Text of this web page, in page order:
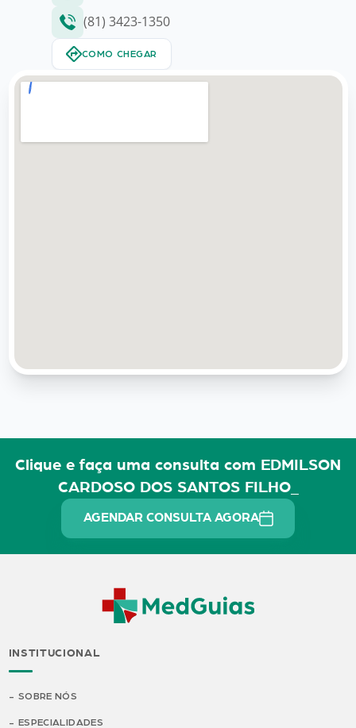
(81) 3423-1350
COMO CHEGAR
Clique e faça uma consulta com EDMILSON
CARDOSO DOS SANTOS FILHO_
AGENDAR CONSULTA AGORA
INSTITUCIONAL
SOBRE NÓS
ESPECIALIDADES